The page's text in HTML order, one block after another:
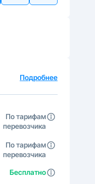
Подробнее
По тарифам
перевозчика
По тарифам
перевозчика
Бесплатно